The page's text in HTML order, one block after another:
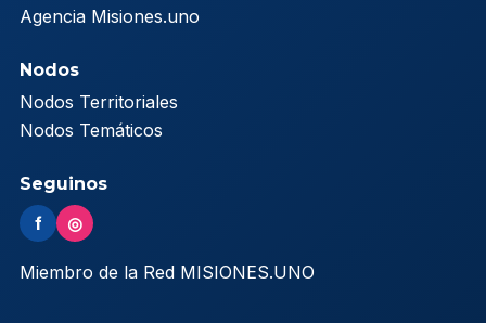
Agencia Misiones.uno
Nodos
Nodos Territoriales
Nodos Temáticos
Seguinos
f ◎
Miembro de la Red MISIONES.UNO